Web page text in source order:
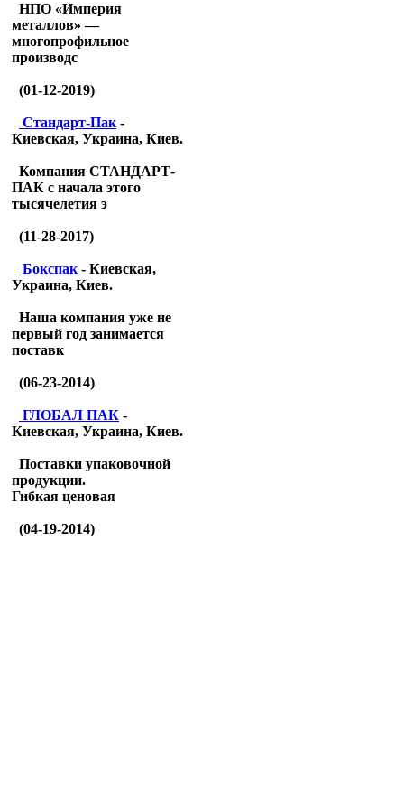
НПО «Империя
металлов» —
многопрофильное
производс
(01-12-2019)
Стандарт-Пак -
Киевская, Украина, Киев.
Компания СТАНДАРТ-
ПАК с начала этого
тысячелетия э
(11-28-2017)
Бокспак - Киевская,
Украина, Киев.
Наша компания уже не
первый год занимается
поставк
(06-23-2014)
ГЛОБАЛ ПАК -
Киевская, Украина, Киев.
Поставки упаковочной
продукции.
Гибкая ценовая
(04-19-2014)